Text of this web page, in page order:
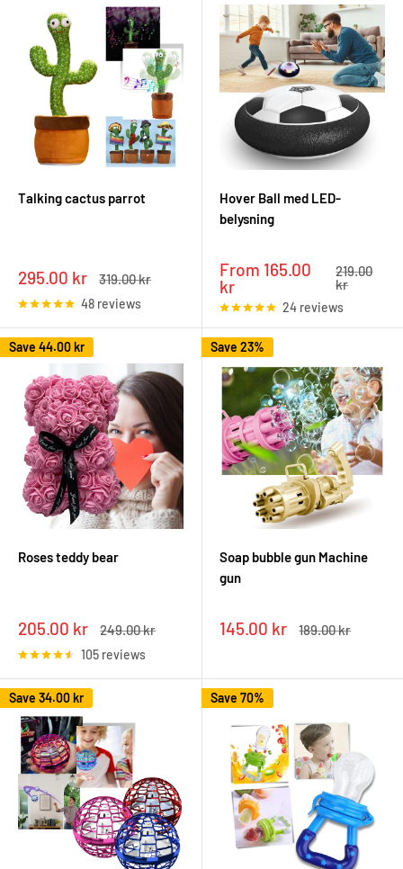
Talking cactus parrot
Sale
price
295.00 kr
Regular
319.00 kr
48 reviews
Hover Ball med LED-
belysning
Sale
price
From 165.00
kr
Regular
price
219.00
kr
24 reviews
Save 44.00 kr
Roses teddy bear
Sale
price
205.00 kr
Regular
249.00 kr
105 reviews
Save 23%
Soap bubble gun Machine
gun
Sale
145.00 kr
Regular
189.00 kr
Save 34.00 kr Save 70%